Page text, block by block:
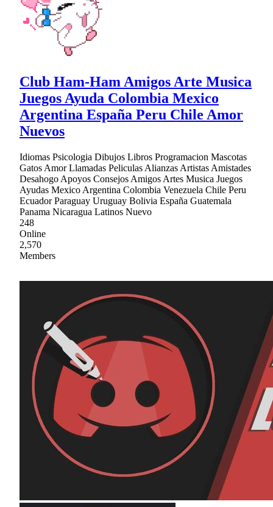
Club Ham-Ham Amigos Arte Musica
Juegos Ayuda Colombia Mexico
Argentina España Peru Chile Amor
Nuevos
Idiomas Psicologia Dibujos Libros Programacion Mascotas
Gatos Amor Llamadas Peliculas Alianzas Artistas Amistades
Desahogo Apoyos Consejos Amigos Artes Musica Juegos
Ayudas Mexico Argentina Colombia Venezuela Chile Peru
Ecuador Paraguay Uruguay Bolivia España Guatemala
Panama Nicaragua Latinos Nuevo
248
Online
2,570
Members